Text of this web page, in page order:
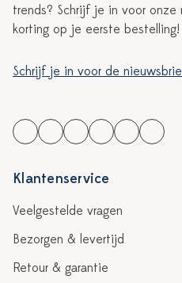
trends? Schrijf je in voor
korting op je eerste bestelling!
Schrijf je in voor de
Klantenservice
Veelgestelde vragen
Bezorgen & levertijd
Retour & garantie